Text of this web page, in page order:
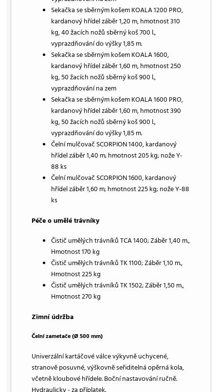
Sekačka se sběrným košem KOALA 1200 PRO,
kardanový hřídel záběr 1,20 m, hmotnost 310
kg, 40 žacích nožů sběrný koš 700 l.,
vyprazdňování do výšky 1,85 m.
Sekačka se sběrným košem KOALA 1600,
kardanový hřídel záběr 1,60 m, hmotnost 250
kg, 50 žacích nožů sběrný koš 900 l.,
vyprazdňování na zem
Sekačka se sběrným košem KOALA 1600 PRO,
kardanový hřídel záběr 1,60 m, hmotnost 390
kg, 50 žacích nožů sběrný koš 900 l.,
vyprazdňování do výšky 1,85 m.
Čelní mulčovač SCORPION 1400, kardanový
hřídel záběr 1,40 m; hmotnost 205 kg; nože Y-
88 ks
Čelní mulčovač SCORPION 1600, kardanový
hřídel záběr 1,60 m; hmotnost 225 kg; nože Y-88
ks
Péče o umělé trávníky
Čistič umělých trávníků TCA 1400; Záběr 1,40 m.,
Hmotnost 170 kg
Čistič umělých trávníků TK 1100; Záběr 1,10 m.,
Hmotnost 225 kg
Čistič umělých trávníků TK 1502; Záběr 1,50 m.,
Hmotnost 270 kg
Zimní údržba
Čelní zametače (Ø 500 mm)
Univerzální kartáčové válce výkyvně uchycené,
stranově posuvné, výškovně seřiditelná opěrná kola,
včetně kloubové hřídele. Boční nastavování ručně.
Hydraulicky - za příplatek.